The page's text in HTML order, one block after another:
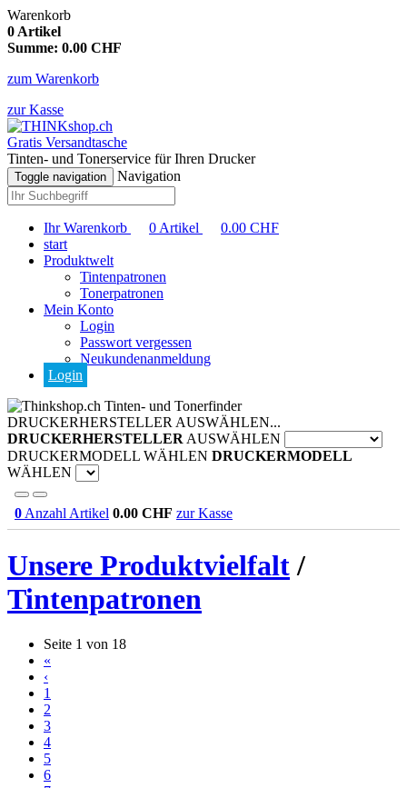
Warenkorb
0 Artikel
Summe: 0.00 CHF
zum Warenkorb
zur Kasse
Gratis Versandtasche
Tinten- und Tonerservice für Ihren Drucker
Toggle navigation Navigation
Ihr Warenkorb 0 Artikel 0.00 CHF
start
Produktwelt
Tintenpatronen
Tonerpatronen
Mein Konto
Login
Passwort vergessen
Neukundenanmeldung
Login
Tinten- und Tonerfinder
DRUCKERHERSTELLER AUSWÄHLEN...
DRUCKERHERSTELLER AUSWÄHLEN
DRUCKERMODELL WÄHLEN DRUCKERMODELL
WÄHLEN
0 Anzahl Artikel 0.00 CHF zur Kasse
Unsere Produktvielfalt/
Tintenpatronen
Seite 1 von 18
«
‹
1
2
3
4
5
6